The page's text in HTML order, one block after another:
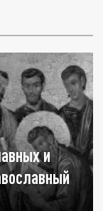
и